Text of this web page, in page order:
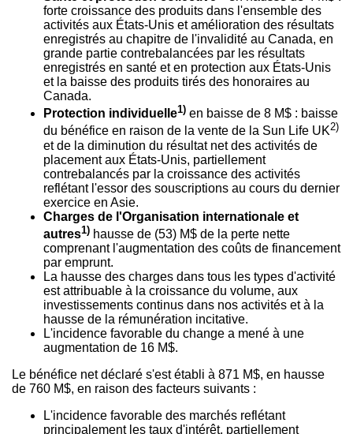
forte croissance des produits dans l'ensemble des
activités aux États-Unis et amélioration des résultats
enregistrés au chapitre de l'invalidité au Canada, en
grande partie contrebalancées par les résultats
enregistrés en santé et en protection aux États-Unis
et la baisse des produits tirés des honoraires au
Canada.
Protection individuelle1) en baisse de 8 M$ : baisse
du bénéfice en raison de la vente de la Sun Life UK2)
et de la diminution du résultat net des activités de
placement aux États-Unis, partiellement
contrebalancés par la croissance des activités
reflétant l'essor des souscriptions au cours du dernier
exercice en Asie.
Charges de l'Organisation internationale et
autres1) hausse de (53) M$ de la perte nette
comprenant l'augmentation des coûts de financement
par emprunt.
La hausse des charges dans tous les types d'activité
est attribuable à la croissance du volume, aux
investissements continus dans nos activités et à la
hausse de la rémunération incitative.
L'incidence favorable du change a mené à une
augmentation de 16 M$.
Le bénéfice net déclaré s'est établi à 871 M$, en hausse
de 760 M$, en raison des facteurs suivants :
L'incidence favorable des marchés reflétant
principalement les taux d'intérêt, partiellement